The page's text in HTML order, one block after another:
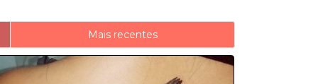
Mais recentes